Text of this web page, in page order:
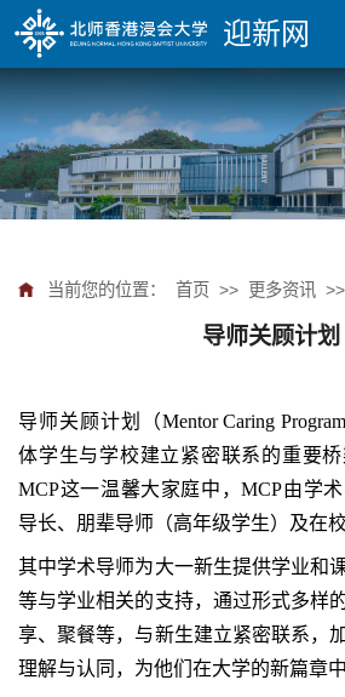
迎新网
当前您的位置： 首页 >> 更多资讯 >>
导师关顾计划
导师关顾计划（Mentor Caring
体学生与学校建立紧密联系的重要
MCP这一温馨大家庭中，MCP由学
导长、朋辈导师（高年级学生）及在
其中学术导师为大一新生提供学业和
等与学业相关的支持，通过形式多样
享、聚餐等，与新生建立紧密联系，
理解与认同，为他们在大学的新篇章